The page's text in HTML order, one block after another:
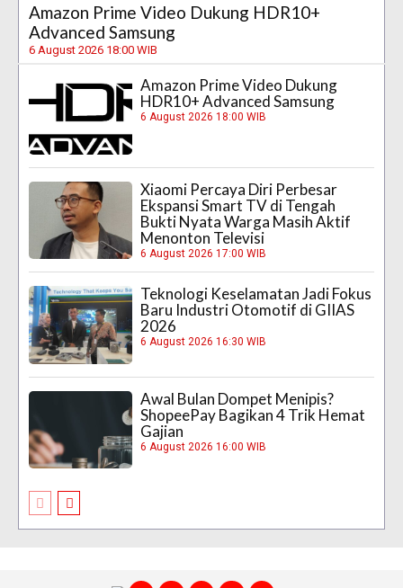
Amazon Prime Video Dukung HDR10+
Advanced Samsung
6 August 2026 18:00 WIB
Amazon Prime Video Dukung
HDR10+ Advanced Samsung
6 August 2026 18:00 WIB
Xiaomi Percaya Diri Perbesar
Ekspansi Smart TV di Tengah
Bukti Nyata Warga Masih Aktif
Menonton Televisi
6 August 2026 17:00 WIB
Teknologi Keselamatan Jadi Fokus
Baru Industri Otomotif di GIIAS
2026
6 August 2026 16:30 WIB
Awal Bulan Dompet Menipis?
ShopeePay Bagikan 4 Trik Hemat
Gajian
6 August 2026 16:00 WIB